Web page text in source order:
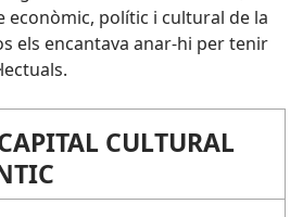
econòmic, polític i cultural de la
els encantava anar-hi per tenir
CULTURAL